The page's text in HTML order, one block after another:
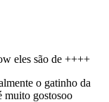
eles são de ++++
o gatinho da
muito gostosoo